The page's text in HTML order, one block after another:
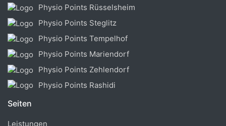
Physio Points Rüsselsheim
Physio Points Steglitz
Physio Points Tempelhof
Physio Points Mariendorf
Physio Points Zehlendorf
Physio Points Rashidi
Seiten
Leistungen